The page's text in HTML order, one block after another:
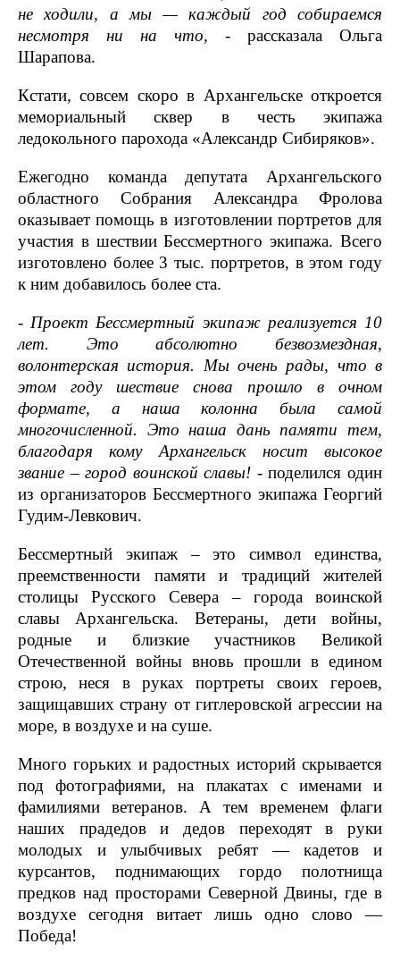
не ходили, а мы — каждый год собираемся
несмотря ни на что, - рассказала Ольга
Шарапова.
Кстати, совсем скоро в Архангельске откроется
мемориальный сквер в честь экипажа
ледокольного парохода «Александр Сибиряков».
Ежегодно команда депутата Архангельского
областного Собрания Александра Фролова
оказывает помощь в изготовлении портретов для
участия в шествии Бессмертного экипажа. Всего
изготовлено более 3 тыс. портретов, в этом году
к ним добавилось более ста.
- Проект Бессмертный экипаж реализуется 10
лет. Это абсолютно безвозмездная,
волонтерская история. Мы очень рады, что в
этом году шествие снова прошло в очном
формате, а наша колонна была самой
многочисленной. Это наша дань памяти тем,
благодаря кому Архангельск носит высокое
звание – город воинской славы! - поделился один
из организаторов Бессмертного экипажа Георгий
Гудим-Левкович.
Бессмертный экипаж – это символ единства,
преемственности памяти и традиций жителей
столицы Русского Севера – города воинской
славы Архангельска. Ветераны, дети войны,
родные и близкие участников Великой
Отечественной войны вновь прошли в едином
строю, неся в руках портреты своих героев,
защищавших страну от гитлеровской агрессии на
море, в воздухе и на суше.
Много горьких и радостных историй скрывается
под фотографиями, на плакатах с именами и
фамилиями ветеранов. А тем временем флаги
наших прадедов и дедов переходят в руки
молодых и улыбчивых ребят — кадетов и
курсантов, поднимающих гордо полотнища
предков над просторами Северной Двины, где в
воздухе сегодня витает лишь одно слово —
Победа!